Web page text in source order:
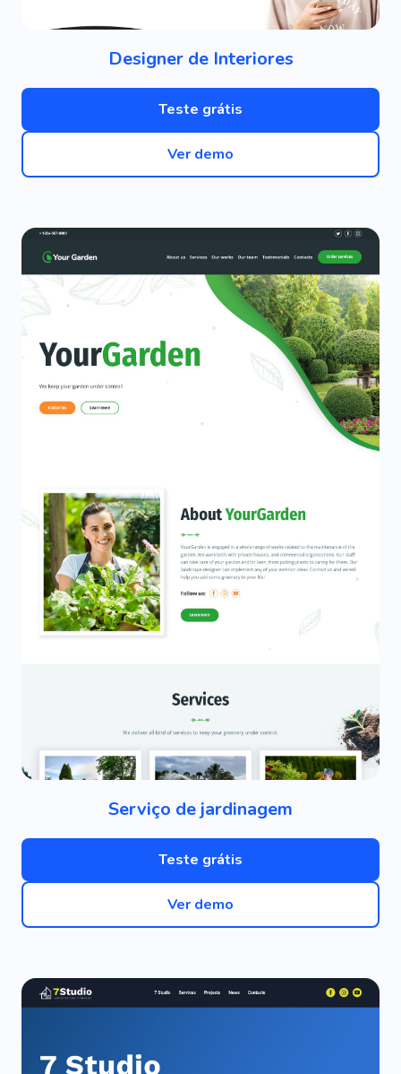
Designer de Interiores
Teste grátis
Ver demo
Serviço de jardinagem
Teste grátis
Ver demo